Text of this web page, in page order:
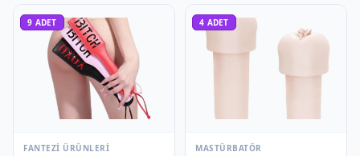
9 ADET
FANTEZI ÜRÜNLERI
4 ADET
MASTÜRBATÖR